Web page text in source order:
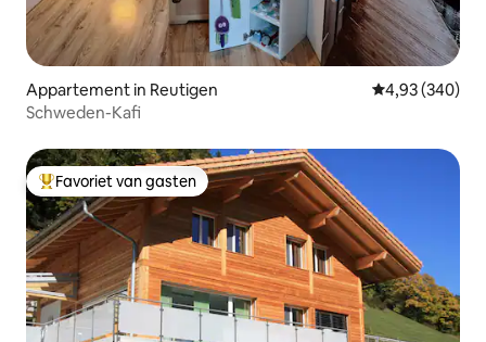
Appartement in Reutigen Gemiddelde
4,93 (340)
Schweden-Kafi
Topfavoriet van gasten
Favoriet van gasten